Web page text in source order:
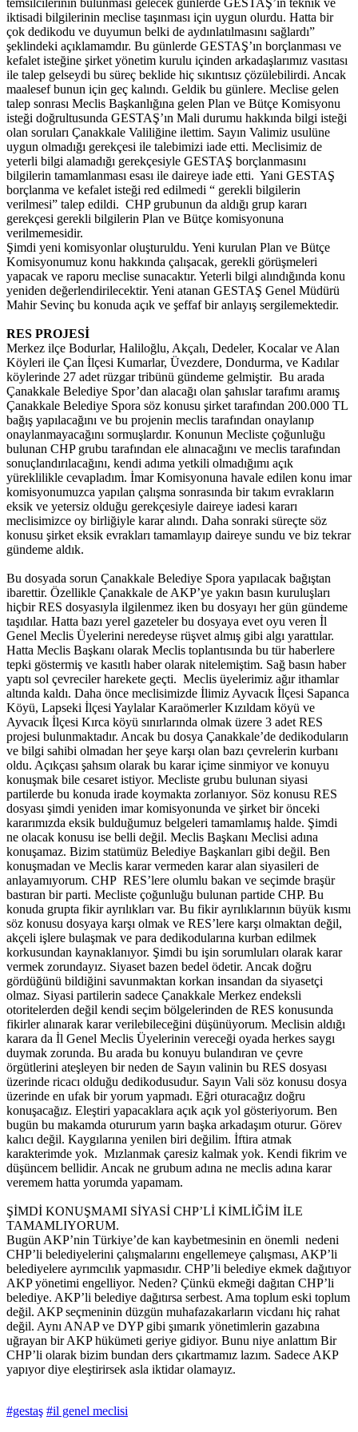
temsilcilerinin bulunması gelecek günlerde GESTAŞ’ın teknik ve
iktisadi bilgilerinin meclise taşınması için uygun olurdu. Hatta bir
çok dedikodu ve duyumun belki de aydınlatılmasını sağlardı”
şeklindeki açıklamamdır. Bu günlerde GESTAŞ’ın borçlanması ve
kefalet isteğine şirket yönetim kurulu içinden arkadaşlarımız vasıtası
ile talep gelseydi bu süreç beklide hiç sıkıntısız çözülebilirdi. Ancak
maalesef bunun için geç kalındı. Geldik bu günlere. Meclise gelen
talep sonrası Meclis Başkanlığına gelen Plan ve Bütçe Komisyonu
isteği doğrultusunda GESTAŞ’ın Mali durumu hakkında bilgi isteği
olan soruları Çanakkale Valiliğine ilettim. Sayın Valimiz usulüne
uygun olmadığı gerekçesi ile talebimizi iade etti. Meclisimiz de
yeterli bilgi alamadığı gerekçesiyle GESTAŞ borçlanmasını
bilgilerin tamamlanması esası ile daireye iade etti. Yani GESTAŞ
borçlanma ve kefalet isteği red edilmedi “ gerekli bilgilerin
verilmesi” talep edildi. CHP grubunun da aldığı grup kararı
gerekçesi gerekli bilgilerin Plan ve Bütçe komisyonuna
verilmemesidir.
Şimdi yeni komisyonlar oluşturuldu. Yeni kurulan Plan ve Bütçe
Komisyonumuz konu hakkında çalışacak, gerekli görüşmeleri
yapacak ve raporu meclise sunacaktır. Yeterli bilgi alındığında konu
yeniden değerlendirilecektir. Yeni atanan GESTAŞ Genel Müdürü
Mahir Sevinç bu konuda açık ve şeffaf bir anlayış sergilemektedir.
RES PROJESİ
Merkez ilçe Bodurlar, Haliloğlu, Akçalı, Dedeler, Kocalar ve Alan
Köyleri ile Çan İlçesi Kumarlar, Üvezdere, Dondurma, ve Kadılar
köylerinde 27 adet rüzgar tribünü gündeme gelmiştir. Bu arada
Çanakkale Belediye Spor’dan alacağı olan şahıslar tarafımı aramış
Çanakkale Belediye Spora söz konusu şirket tarafından 200.000 TL
bağış yapılacağını ve bu projenin meclis tarafından onaylanıp
onaylanmayacağını sormuşlardır. Konunun Mecliste çoğunluğu
bulunan CHP grubu tarafından ele alınacağını ve meclis tarafından
sonuçlandırılacağını, kendi adıma yetkili olmadığımı açık
yüreklilikle cevapladım. İmar Komisyonuna havale edilen konu imar
komisyonumuzca yapılan çalışma sonrasında bir takım evrakların
eksik ve yetersiz olduğu gerekçesiyle daireye iadesi kararı
meclisimizce oy birliğiyle karar alındı. Daha sonraki süreçte söz
konusu şirket eksik evrakları tamamlayıp daireye sundu ve biz tekrar
gündeme aldık.
Bu dosyada sorun Çanakkale Belediye Spora yapılacak bağıştan
ibarettir. Özellikle Çanakkale de AKP’ye yakın basın kuruluşları
hiçbir RES dosyasıyla ilgilenmez iken bu dosyayı her gün gündeme
taşıdılar. Hatta bazı yerel gazeteler bu dosyaya evet oyu veren İl
Genel Meclis Üyelerini neredeyse rüşvet almış gibi algı yarattılar.
Hatta Meclis Başkanı olarak Meclis toplantısında bu tür haberlere
tepki göstermiş ve kasıtlı haber olarak nitelemiştim. Sağ basın haber
yaptı sol çevreciler harekete geçti. Meclis üyelerimiz ağır ithamlar
altında kaldı. Daha önce meclisimizde İlimiz Ayvacık İlçesi Sapanca
Köyü, Lapseki İlçesi Yaylalar Karaömerler Kızıldam köyü ve
Ayvacık İlçesi Kırca köyü sınırlarında olmak üzere 3 adet RES
projesi bulunmaktadır. Ancak bu dosya Çanakkale’de dedikoduların
ve bilgi sahibi olmadan her şeye karşı olan bazı çevrelerin kurbanı
oldu. Açıkçası şahsım olarak bu karar içime sinmiyor ve konuyu
konuşmak bile cesaret istiyor. Mecliste grubu bulunan siyasi
partilerde bu konuda irade koymakta zorlanıyor. Söz konusu RES
dosyası şimdi yeniden imar komisyonunda ve şirket bir önceki
kararımızda eksik bulduğumuz belgeleri tamamlamış halde. Şimdi
ne olacak konusu ise belli değil. Meclis Başkanı Meclisi adına
konuşamaz. Bizim statümüz Belediye Başkanları gibi değil. Ben
konuşmadan ve Meclis karar vermeden karar alan siyasileri de
anlayamıyorum. CHP RES’lere olumlu bakan ve seçimde braşür
bastıran bir parti. Mecliste çoğunluğu bulunan partide CHP. Bu
konuda grupta fikir ayrılıkları var. Bu fikir ayrılıklarının büyük kısmı
söz konusu dosyaya karşı olmak ve RES’lere karşı olmaktan değil,
akçeli işlere bulaşmak ve para dedikodularına kurban edilmek
korkusundan kaynaklanıyor. Şimdi bu işin sorumluları olarak karar
vermek zorundayız. Siyaset bazen bedel ödetir. Ancak doğru
gördüğünü bildiğini savunmaktan korkan insandan da siyasetçi
olmaz. Siyasi partilerin sadece Çanakkale Merkez endeksli
otoritelerden değil kendi seçim bölgelerinden de RES konusunda
fikirler alınarak karar verilebileceğini düşünüyorum. Meclisin aldığı
karara da İl Genel Meclis Üyelerinin vereceği oyada herkes saygı
duymak zorunda. Bu arada bu konuyu bulandıran ve çevre
örgütlerini ateşleyen bir neden de Sayın valinin bu RES dosyası
üzerinde ricacı olduğu dedikodusudur. Sayın Vali söz konusu dosya
üzerinde en ufak bir yorum yapmadı. Eğri oturacağız doğru
konuşacağız. Eleştiri yapacaklara açık açık yol gösteriyorum. Ben
bugün bu makamda otururum yarın başka arkadaşım oturur. Görev
kalıcı değil. Kaygılarına yenilen biri değilim. İftira atmak
karakterimde yok. Mızlanmak çaresiz kalmak yok. Kendi fikrim ve
düşüncem bellidir. Ancak ne grubum adına ne meclis adına karar
veremem hatta yorumda yapamam.
ŞİMDİ KONUŞMAMI SİYASİ CHP’Lİ KİMLİĞİM İLE
TAMAMLIYORUM.
Bugün AKP’nin Türkiye’de kan kaybetmesinin en önemli nedeni
CHP’li belediyelerini çalışmalarını engellemeye çalışması, AKP’li
belediyelere ayrımcılık yapmasıdır. CHP’li belediye ekmek dağıtıyor
AKP yönetimi engelliyor. Neden? Çünkü ekmeği dağıtan CHP’li
belediye. AKP’li belediye dağıtırsa serbest. Ama toplum eski toplum
değil. AKP seçmeninin düzgün muhafazakarların vicdanı hiç rahat
değil. Aynı ANAP ve DYP gibi şımarık yönetimlerin gazabına
uğrayan bir AKP hükümeti geriye gidiyor. Bunu niye anlattım Bir
CHP’li olarak bizim bundan ders çıkartmamız lazım. Sadece AKP
yapıyor diye eleştirirsek asla iktidar olamayız.
#gestaş #il genel meclisi